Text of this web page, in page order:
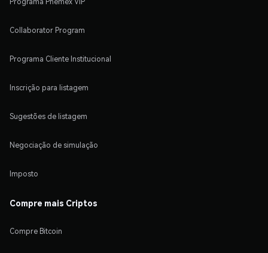
Collaborator Program
Programa Cliente Institucional
Inscrição para listagem
Sugestões de listagem
Negociação de simulação
Imposto
Compre mais Criptos
Compre Bitcoin